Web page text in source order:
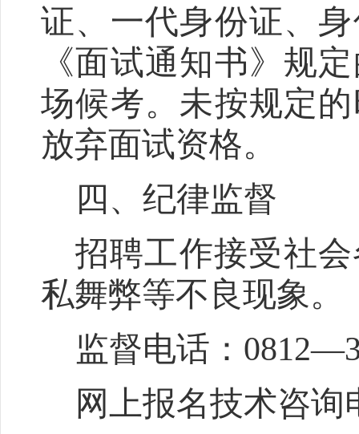
证、一代身份证、
《面试通知书》规
场候考。未按规定
放弃面试资格。
四、 纪律监督
招聘工作接受社
私舞弊等不良现象。
监督电话：
网上报名技术咨询